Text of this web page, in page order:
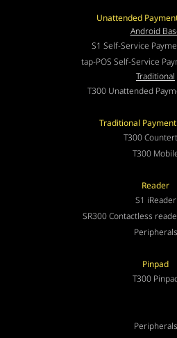
Unattended
Android
S1 Self-Service
tap-POS Self-Service
Traditional
T300 Unattended
Traditional
T300
T300
Reader
S1 iReader
SR300 Contactless
Peripherals
Pinpad
T300
Peripherals